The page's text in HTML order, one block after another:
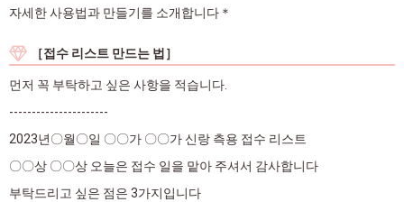
자세한 사용법과 만들기를 소개합니다＊
［접수 리스트 만드는 법］
먼저 꼭 부탁하고 싶은 사항을 적습니다.
----------------------
2023년〇월〇일 〇〇가 〇〇가 신랑 측용 접수 리스트
〇〇상 〇〇상 오늘은 접수 일을 맡아 주셔서 감사합니다
부탁드리고 싶은 점은 3가지입니다